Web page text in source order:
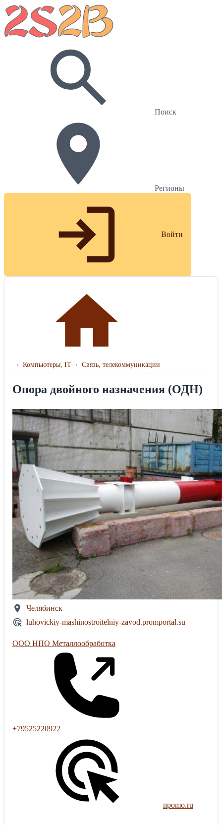
Поиск
Регионы
Войти
› Компьютеры, IT › Связь, телекоммуникации
Опора двойного назначения (ОДН)
Челябинск
luhovickiy-mashinostroitelniy-zavod.promportal.su
ООО НПО Металлообработка
+79525220922
npomo.ru